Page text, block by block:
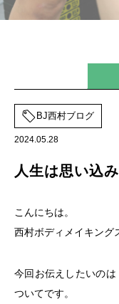
BJ西村ブログ
2024.05.28
人生は思い込
こんにちは。
西村ボディメイキング
今回お伝えしたいの
ついてです。